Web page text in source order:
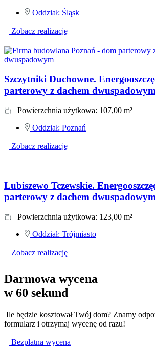
Oddział: Śląsk
Zobacz realizację
Szczytniki Duchowne.
parterowy z dachem
Powierzchnia użytkowa: 107,00 m²
Oddział: Poznań
Zobacz realizację
Lubiszewo Tczewskie.
parterowy z dachem dwuspadowym
Powierzchnia użytkowa: 123,00 m²
Oddział: Trójmiasto
Zobacz realizację
Darmowa wycena
w 60 sekund
formularz i otrzymaj wycenę od razu!
Bezpłatna wycena